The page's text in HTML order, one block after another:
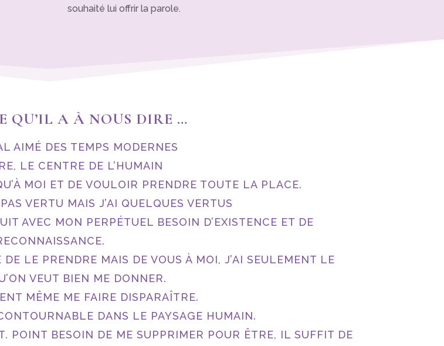
souhaité lui offrir la parole.
QU’IL A À NOUS DIRE …
AIMÉ DES TEMPS MODERNES
LE CENTRE DE L’HUMAIN
MOI ET DE VOULOIR PRENDRE TOUTE LA PLACE.
VERTU MAIS J’AI QUELQUES VERTUS
AVEC MON PERPÉTUEL BESOIN D’EXISTENCE ET DE
DE LE PRENDRE MAIS DE VOUS À MOI, J’AI SEULEMENT LE
VEUT BIEN ME DONNER.
MÊME ME FAIRE DISPARAÎTRE.
DANS LE PAYSAGE HUMAIN.
POINT BESOIN DE ME SUPPRIMER POUR ÊTRE, IL SUFFIT DE